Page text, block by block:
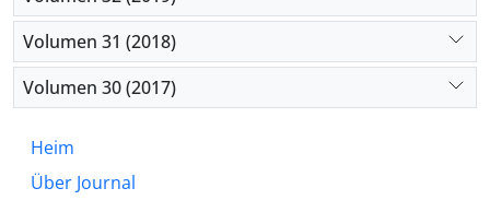
Volumen 31 (2018)
Volumen 30 (2017)
Heim
Über Journal